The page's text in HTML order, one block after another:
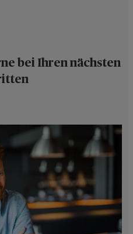
bei Ihren nächsten